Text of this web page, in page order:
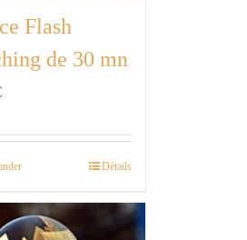
Flash
de 30 mn
Détails